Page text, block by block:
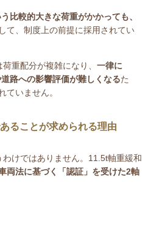
う比較的大きな荷重がかかっても、
て、制度上の前提に採用されてい
重配分が複雑になり、 一律に
路への影響評価が難しくなるた
ていません。
ることが求められる理由
けではありません。 11.5t軸重緩和
両法に基づく「認証」を受けた2軸